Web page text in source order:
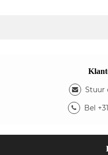
Stuur
Bel